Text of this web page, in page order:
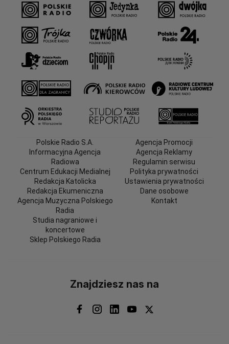
Polskie Radio S.A.
Informacyjna Agencja
Radiowa
Centrum Edukacji Medialnej
Redakcja Katolicka
Redakcja Ekumeniczna
Agencja Muzyczna Polskiego
Radia
Studia nagraniowe i
koncertowe
Sklep Polskiego Radia
Agencja Promocji
Agencja Reklamy
Regulamin serwisu
Polityka prywatności
Ustawienia prywatności
Dane osobowe
Kontakt
Znajdziesz nas na